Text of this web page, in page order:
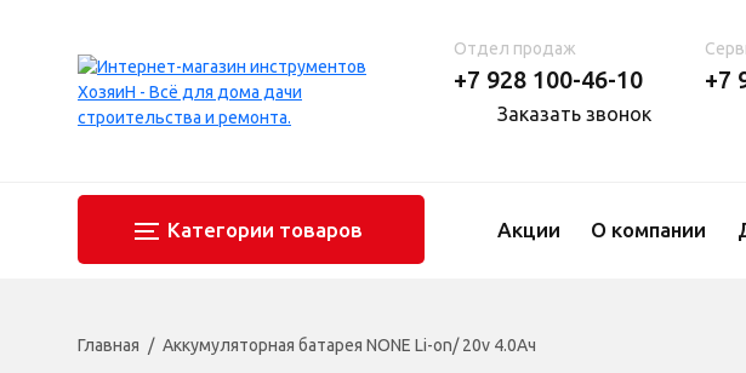
Отдел продаж
+7 928 100-46-10
Заказать звонок
+7
Категории товаров Акции О компании
Главная Аккумуляторная батарея NONE Li-on/ 20v 4.0Ач